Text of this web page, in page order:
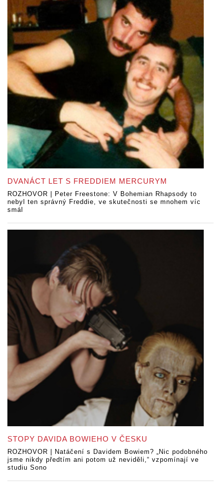
DVANÁCT LET S FREDDIEM MERCURYM
ROZHOVOR | Peter Freestone: V Bohemian Rhapsody to
nebyl ten správný Freddie, ve skutečnosti se mnohem víc
smál
STOPY DAVIDA BOWIEHO V ČESKU
ROZHOVOR | Natáčení s Davidem Bowiem? „Nic podobného
jsme nikdy předtím ani potom už neviděli,“ vzpomínají ve
studiu Sono